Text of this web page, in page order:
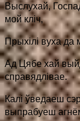
Выслухай,
мой кліч,
Прыхілі вуха
Ад Цябе хай
справядлівае.
Калі ўведаеш
выпрабуеш